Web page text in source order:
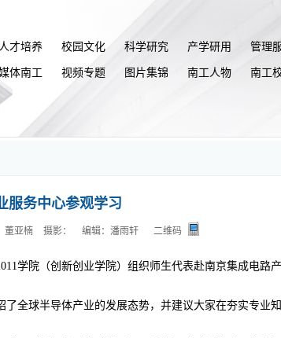
人才培养 校园文化 科学研究 产学研用 管理
体南工 视频专题 图片集锦 南工人物 南工
服务中心参观学习
董亚楠 摄影： 编辑：潘雨轩 二维码
学院（创新创业学院）组织师生代表赴南京集成电路
全球半导体产业的发展态势，并建议大家在夯实专业